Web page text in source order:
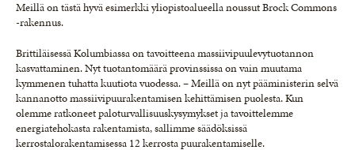
Meillä on tästä hyvä esimerkki yliopistoalueella noussut Brock Commons
-rakennus.
Brittiläisessä Kolumbiassa on tavoitteena massiivipuulevytuotannon
kasvattaminen. Nyt tuotantomäärä provinssissa on vain muutama
kymmenen tuhatta kuutiota vuodessa. – Meillä on nyt pääministerin selvä
kannanotto massiivipuurakentamisen kehittämisen puolesta. Kun
olemme ratkoneet paloturvallisuuskysymykset ja tavoittelemme
energiatehokasta rakentamista, sallimme säädöksissä
kerrostalorakentamisessa 12 kerrosta puurakentamiselle.